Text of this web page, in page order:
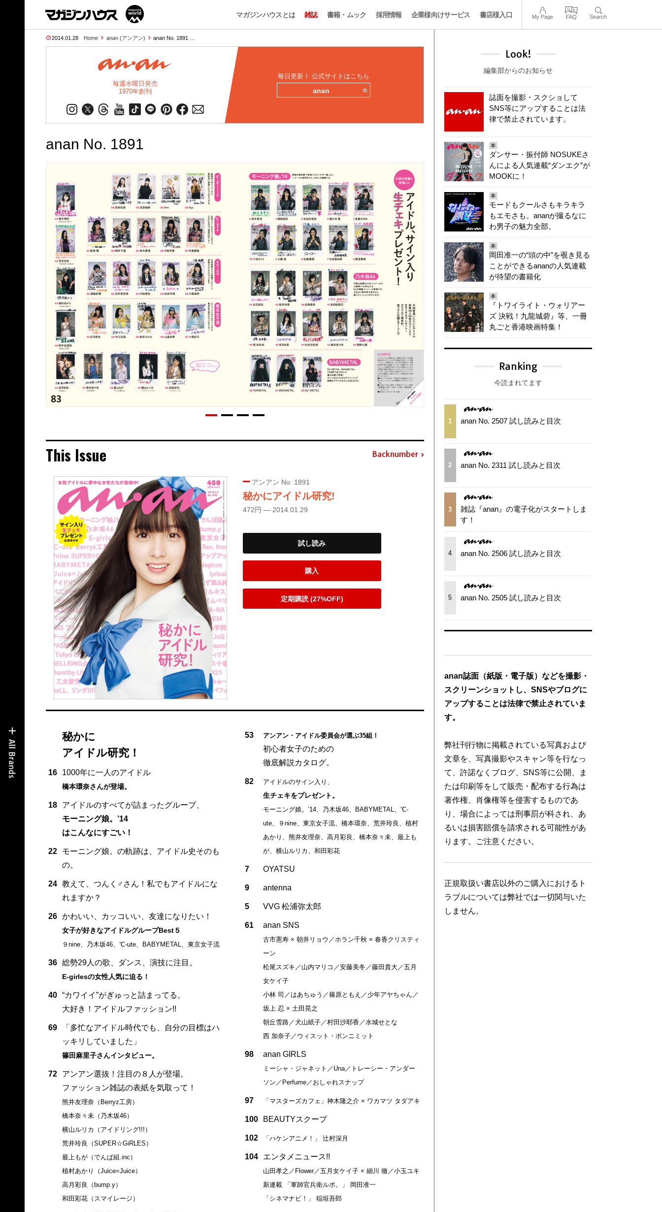
マガジンハウスとは 雑誌 書籍・ムック 採用情報 企業様向けサービス 書店様入口 My Page FAQ Search
2014.01.28 Home anan (アンアン) anan No. 1891 …
毎週水曜日発売
1970年創刊
毎日更新！ 公式サイトはこちら
anan
anan No. 1891
This Issue Backnumber
アンアン No. 1891
秘かにアイドル研究!
472円 — 2014.01.29
試し読み
購入
定期購読 (27%OFF)
秘かに
アイドル研究！
16 1000年に一人のアイドル
橋本環奈さんが登場。
18
アイドルのすべてが詰まったグループ、
モーニング娘。’14
はこんなにすごい！
22
モーニング娘。の軌跡は、アイドル史そのも
の。
24
教えて、つんく♂さん！私でもアイドルにな
れますか？
26 かわいい、カッコいい、友達になりたい！
女子が好きなアイドルグループBest５
９nine、乃木坂46、℃-ute、BABYMETAL、東京女子流
36 総勢29人の歌、ダンス、演技に注目。
E-girlesの女性人気に迫る！
40
“カワイイ”がぎゅっと詰まってる。
大好き！アイドルファッション!!
69
「多忙なアイドル時代でも、自分の目標はハ
ッキリしていました」
篠田麻里子さんインタビュー。
72
アンアン選抜！注目の８人が登場。
ファッション雑誌の表紙を気取って！
熊井友理奈（Berryz工房）
橋本奈々未（乃木坂46）
横山ルリカ（アイドリング!!!）
荒井玲良（SUPER☆GiRLES）
最上もが（でんぱ組.inc）
植村あかり（Juice=Juice）
高月彩良（bump.y）
和田彩花（スマイレージ）
53 アンアン・アイドル委員会が選ぶ35組！
初心者女子のための
徹底解説カタログ。
82 アイドルのサイン入り、
生チェキをプレゼント。
モーニング娘。’14、乃木坂46、BABYMETAL、℃-
ute、９nine、東京女子流、橋本環奈、荒井玲良、植村
あかり、熊井友理奈、高月彩良、橋本奈々未、最上も
が、横山ルリカ、和田彩花
7 OYATSU
9 antenna
5 VVG 松浦弥太郎
61 anan SNS
古市憲寿 × 朝井リョウ／ホラン千秋 × 春香クリスティ
ーン
松尾スズキ／山内マリコ／安藤美冬／藤田貴大／五月
女ケイ子
小林 司／はあちゅう／篠原ともえ／少年アヤちゃん／
坂上 忍 × 土田晃之
朝丘雪路／犬山紙子／村田沙耶香／水城せとな
西 加奈子／ウィスット・ポンニミット
98 anan GIRLS
ミーシャ・ジャネット／Una／トレーシー・アンダー
ソン／Perfume／おしゃれスナップ
97 「マスターズカフェ」神木隆之介 × ワカマツ タダアキ
100 BEAUTYスクープ
102 「ハケンアニメ！」 辻村深月
104 エンタメニュース!!
山田孝之／Flower／五月女ケイ子 × 細川 徹／小玉ユキ
新連載 「軍師官兵衛ルポ。」 岡田准一
「シネマナビ！」 稲垣吾郎
Look!
編集部からのお知らせ
誌面を撮影・スクショして
SNS等にアップすることは法
律で禁止されています。
本
ダンサー・振付師 NOSUKEさ
んによる人気連載“ダンエク”が
MOOKに！
本
モードもクールさもキラキラ
もエモさも。ananが撮るなに
わ男子の魅力全部。
本
岡田准一の“頭の中”を覗き見る
ことができるananの人気連載
が待望の書籍化
本
『トワイライト・ウォリアー
ズ 決戦！九龍城砦』等、一冊
丸ごと香港映画特集！
Ranking
今読まれてます
1 anan No. 2507 試し読みと目次
2 anan No. 2311 試し読みと目次
3
雑誌『anan』の電子化がスタートしま
す！
4 anan No. 2506 試し読みと目次
5 anan No. 2505 試し読みと目次
anan誌面（紙版・電子版）などを撮影・
スクリーンショットし、SNSやブログに
アップすることは法律で禁止されていま
す。
弊社刊行物に掲載されている写真および
文章を、写真撮影やスキャン等を行なっ
て、許諾なくブログ、SNS等に公開、ま
たは印刷等をして販売・配布する行為は
著作権、肖像権等を侵害するものであ
り、場合によっては刑事罰が科され、あ
るいは損害賠償を請求される可能性があ
ります。ご注意ください。
正規取扱い書店以外のご購入におけるト
ラブルについては弊社では一切関与いた
しません。